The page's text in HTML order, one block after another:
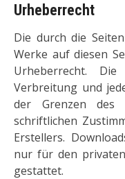
Urheberrecht
Die durch die
Werke auf diesen
Urheberrecht. Die
Verbreitung und
der Grenzen des
schriftlichen
Erstellers.
nur für den
gestattet.